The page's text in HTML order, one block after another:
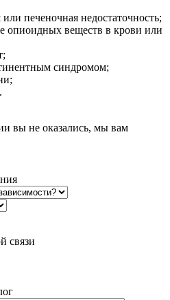
печеночная недостаточность;
опиоидных веществ в крови или
синдромом;
вы не оказались, мы вам
связи